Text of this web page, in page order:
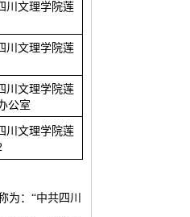
川文理学院莲
川文理学院莲
川文理学院莲
公室
川文理学院莲
：“中共四川